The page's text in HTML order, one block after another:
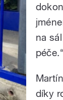
na
péče.“
díky